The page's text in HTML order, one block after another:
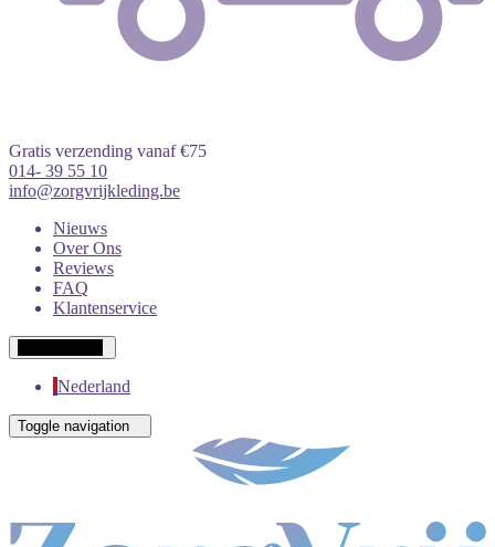
Gratis verzending vanaf €75
014- 39 55 10
info@zorgvrijkleding.be
Nieuws
Over Ons
Reviews
FAQ
Klantenservice
Nederland
Toggle navigation